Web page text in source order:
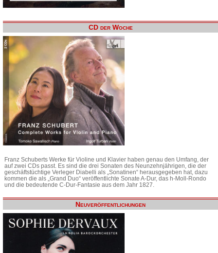
CD der Woche
Franz Schuberts Werke für Violine und Klavier haben genau den Umfang, der
auf zwei CDs passt. Es sind die drei Sonaten des Neunzehnjährigen, die der
geschäftstüchtige Verleger Diabelli als „Sonatinen“ herausgegeben hat, dazu
kommen die als „Grand Duo“ veröffentlichte Sonate A-Dur, das h-Moll-Rondo
und die bedeutende C-Dur-Fantasie aus dem Jahr 1827.
Neuveröffentlichungen